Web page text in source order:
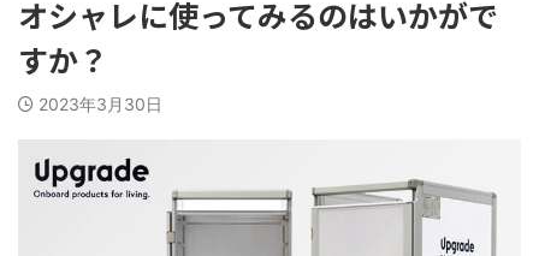
オシャレに使ってみるのはいかがで
すか？
2023年3月30日